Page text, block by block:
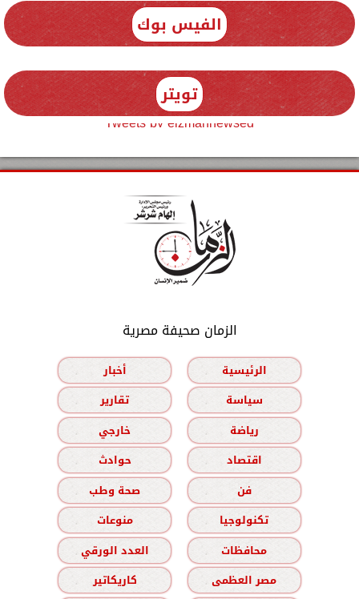
الفيس بوك
تويتر
Tweets by elzmannewseg
الزمان صحيفة مصرية
الرئيسية
أخبار
سياسة
تقارير
رياضة
خارجي
اقتصاد
حوادث
فن
صحة وطب
تكنولوجيا
منوعات
محافظات
العدد الورقي
مصر العظمى
كاريكاتير